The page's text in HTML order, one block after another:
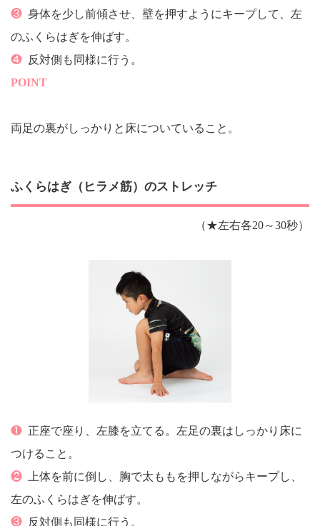
❸ 身体を少し前傾させ、壁を押すようにキープして、左
のふくらはぎを伸ばす。
❹ 反対側も同様に行う。
POINT
両足の裏がしっかりと床についていること。
ふくらはぎ（ヒラメ筋）のストレッチ
（★左右各20～30秒）
❶ 正座で座り、左膝を立てる。左足の裏はしっかり床に
つけること。
❷
上体を前に倒し、胸で太ももを押しながらキープし、
左のふくらはぎを伸ばす。
❸ 反対側も同様に行う。